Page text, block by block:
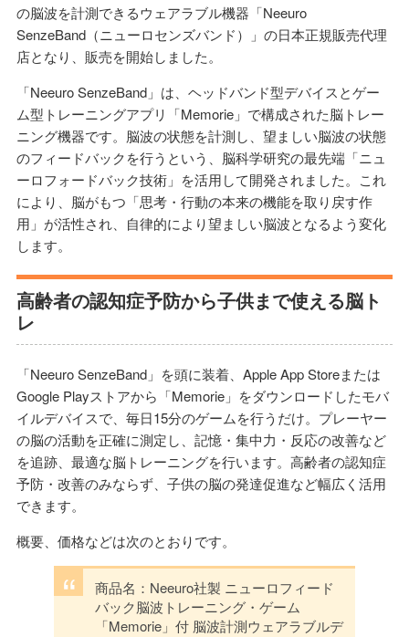
の脳波を計測できるウェアラブル機器「Neeuro
SenzeBand（ニューロセンズバンド）」の日本正規販売代理
店となり、販売を開始しました。
「Neeuro SenzeBand」は、ヘッドバンド型デバイスとゲー
ム型トレーニングアプリ「Memorie」で構成された脳トレー
ニング機器です。脳波の状態を計測し、望ましい脳波の状態
のフィードバックを行うという、脳科学研究の最先端「ニュ
ーロフォードバック技術」を活用して開発されました。これ
により、脳がもつ「思考・行動の本来の機能を取り戻す作
用」が活性され、自律的により望ましい脳波となるよう変化
します。
高齢者の認知症予防から子供まで使える脳ト
レ
「Neeuro SenzeBand」を頭に装着、Apple App Storeまたは
Google Playストアから「Memorie」をダウンロードしたモバ
イルデバイスで、毎日15分のゲームを行うだけ。プレーヤー
の脳の活動を正確に測定し、記憶・集中力・反応の改善など
を追跡、最適な脳トレーニングを行います。高齢者の認知症
予防・改善のみならず、子供の脳の発達促進など幅広く活用
できます。
概要、価格などは次のとおりです。
商品名：Neeuro社製 ニューロフィード
バック脳波トレーニング・ゲーム
「Memorie」付 脳波計測ウェアラブルデ